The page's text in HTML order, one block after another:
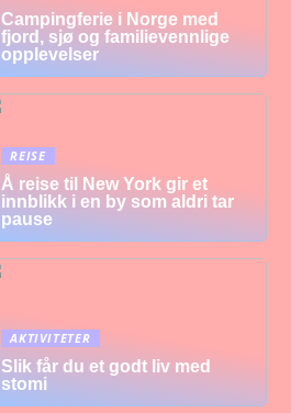
Campingferie i Norge med
fjord, sjø og familievennlige
opplevelser
REISE
Å reise til New York gir et
innblikk i en by som aldri tar
pause
AKTIVITETER
Slik får du et godt liv med
stomi